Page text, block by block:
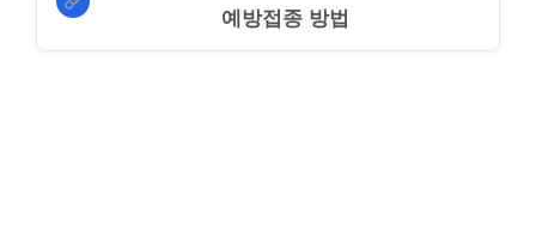
예방접종 방법